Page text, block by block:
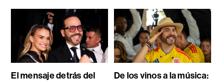
El mensaje detrás del
De los vinos a la música: